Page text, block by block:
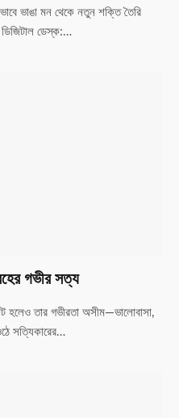
ভাঙা মন থেকে নতুন শক্তি তৈরি
ডেস্ক:…
গভীর সত্য
তার গভীরতা অসীম—ভালোবাসা,
সত্যিকারের…